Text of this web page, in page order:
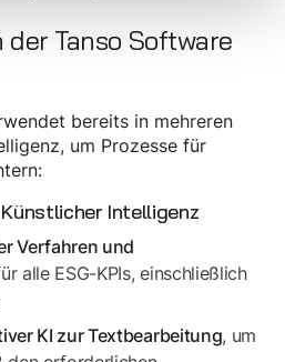
Tanso Software
bereits in mehreren
um Prozesse für
Intelligenz
Verfahren und
alle ESG-KPIs, einschließlich
KI zur Textbearbeitung, um